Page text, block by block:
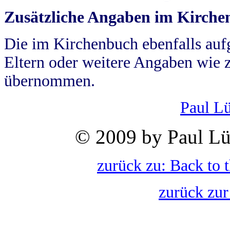
Zusätzliche Angaben im
Die im Kirchenbuch ebenfalls
Eltern oder weitere Angaben wie
übernommen.
Paul
© 2009 by Paul
zurück zu: Back to
zurück